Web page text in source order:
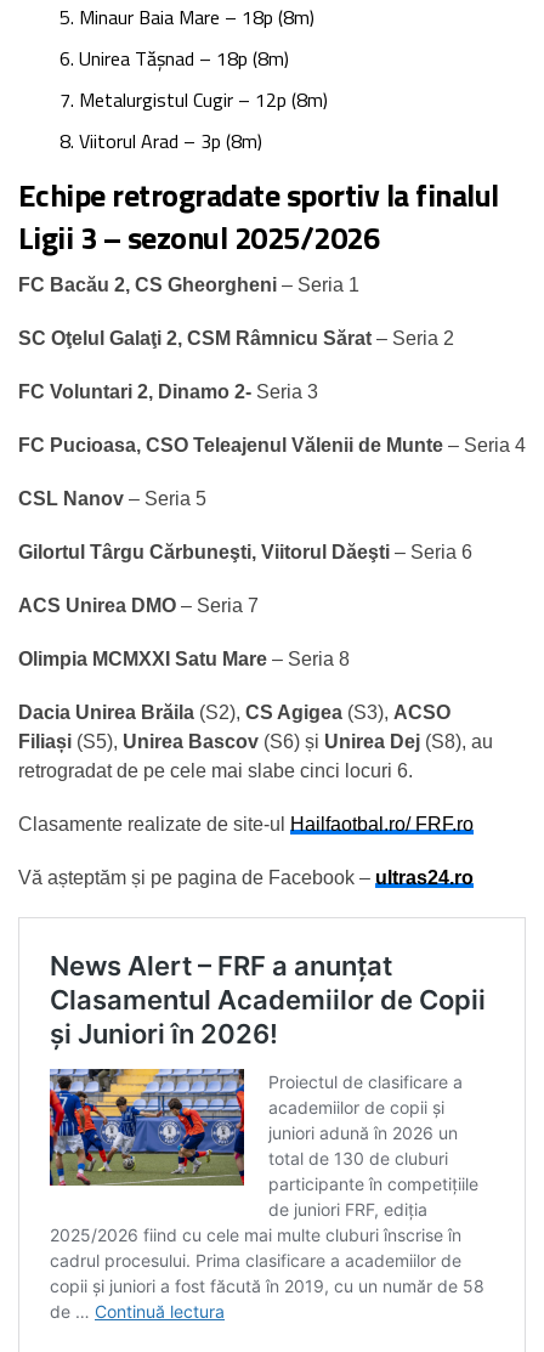
Minaur Baia Mare – 18p (8m)
Unirea Tășnad – 18p (8m)
Metalurgistul Cugir – 12p (8m)
Viitorul Arad – 3p (8m)
Echipe retrogradate sportiv la finalul
Ligii 3 – sezonul 2025/2026
FC Bacău 2, CS Gheorgheni – Seria 1
SC Oţelul Galaţi 2, CSM Râmnicu Sărat – Seria 2
FC Voluntari 2, Dinamo 2- Seria 3
FC Pucioasa, CSO Teleajenul Vălenii de Munte – Seria 4
CSL Nanov – Seria 5
Gilortul Târgu Cărbuneşti, Viitorul Dăeşti – Seria 6
ACS Unirea DMO – Seria 7
Olimpia MCMXXI Satu Mare – Seria 8
Dacia Unirea Brăila (S2), CS Agigea (S3), ACSO
Filiași (S5), Unirea Bascov (S6) și Unirea Dej (S8), au
retrogradat de pe cele mai slabe cinci locuri 6.
Clasamente realizate de site-ul Hailfaotbal.ro/ FRF.ro
Vă așteptăm și pe pagina de Facebook – ultras24.ro